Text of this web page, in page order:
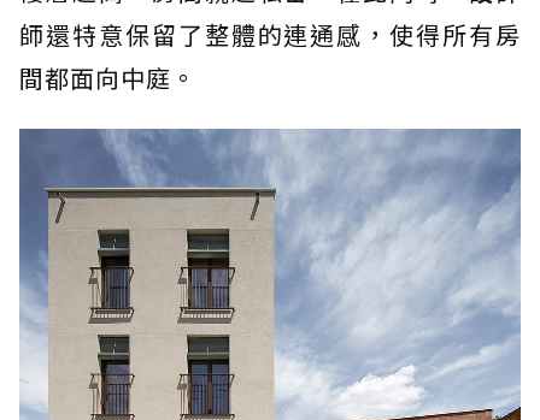
師還特意保留了整體的連通感，使得所有房
間都面向中庭。